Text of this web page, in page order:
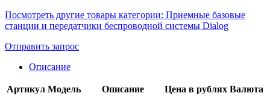
Посмотреть другие товары категории: Приемные базовые
станции и передатчики беспроводной системы Dialog
Отправить запрос
Описание
Артикул Модель Описание Цена в рублях Валюта